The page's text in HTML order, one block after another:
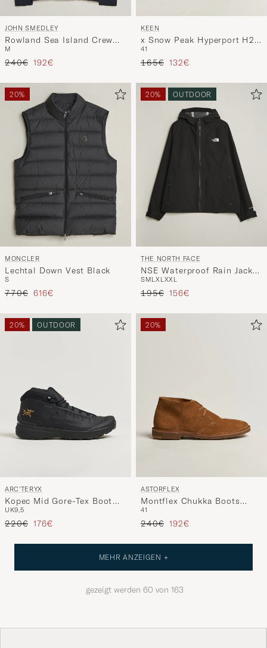
JOHN SMEDLEY
Rowland Sea Island Crew
Neck Pullover Navy
M
Regulärer Preis
240€ Reduzierter Preis
192€
KEEN
x Snow Peak Hyperport H2
Sport Sandal Triple Black
41
Regulärer Preis
165€ Reduzierter Preis
132€
20%
MONCLER
Lechtal Down Vest Black
S
Regulärer Preis
770€ Reduzierter Preis
616€
20% OUTDOOR
THE NORTH FACE
NSE Waterproof Rain Jacket
Black
SMLXLXXL
Regulärer Preis
195€ Reduzierter Preis
156€
20% OUTDOOR
ARC'TERYX
Kopec Mid Gore-Tex Boot
Black
UK9,5
Regulärer Preis
220€ Reduzierter Preis
176€
20%
ASTORFLEX
Montflex Chukka Boots
Whiskey Suede
41
Regulärer Preis
240€ Reduzierter Preis
192€
MEHR ANZEIGEN +
gezeigt werden 60 von 163